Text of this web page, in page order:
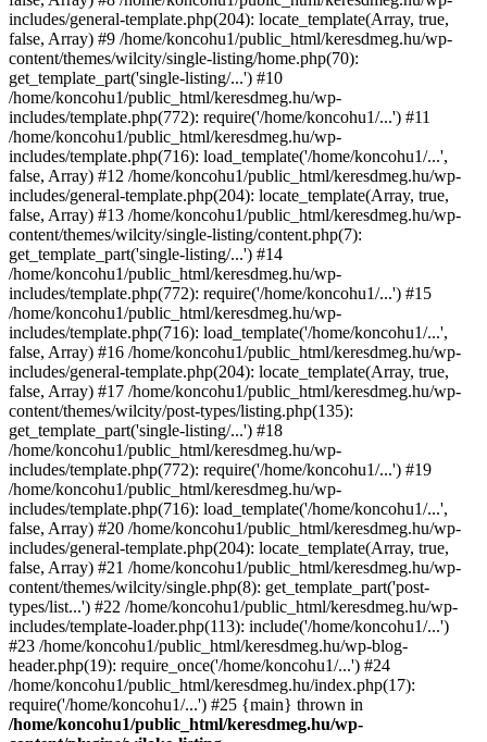
includes/general-template.php(204): locate_template(Array, true,
false, Array) #9 /home/koncohu1/public_html/keresdmeg.hu/wp-
content/themes/wilcity/single-listing/home.php(70):
get_template_part('single-listing/...') #10
/home/koncohu1/public_html/keresdmeg.hu/wp-
includes/template.php(772): require('/home/koncohu1/...') #11
/home/koncohu1/public_html/keresdmeg.hu/wp-
includes/template.php(716): load_template('/home/koncohu1/...',
false, Array) #12 /home/koncohu1/public_html/keresdmeg.hu/wp-
includes/general-template.php(204): locate_template(Array, true,
false, Array) #13 /home/koncohu1/public_html/keresdmeg.hu/wp-
content/themes/wilcity/single-listing/content.php(7):
get_template_part('single-listing/...') #14
/home/koncohu1/public_html/keresdmeg.hu/wp-
includes/template.php(772): require('/home/koncohu1/...') #15
/home/koncohu1/public_html/keresdmeg.hu/wp-
includes/template.php(716): load_template('/home/koncohu1/...',
false, Array) #16 /home/koncohu1/public_html/keresdmeg.hu/wp-
includes/general-template.php(204): locate_template(Array, true,
false, Array) #17 /home/koncohu1/public_html/keresdmeg.hu/wp-
content/themes/wilcity/post-types/listing.php(135):
get_template_part('single-listing/...') #18
/home/koncohu1/public_html/keresdmeg.hu/wp-
includes/template.php(772): require('/home/koncohu1/...') #19
/home/koncohu1/public_html/keresdmeg.hu/wp-
includes/template.php(716): load_template('/home/koncohu1/...',
false, Array) #20 /home/koncohu1/public_html/keresdmeg.hu/wp-
includes/general-template.php(204): locate_template(Array, true,
false, Array) #21 /home/koncohu1/public_html/keresdmeg.hu/wp-
content/themes/wilcity/single.php(8): get_template_part('post-
types/list...') #22 /home/koncohu1/public_html/keresdmeg.hu/wp-
includes/template-loader.php(113): include('/home/koncohu1/...')
#23 /home/koncohu1/public_html/keresdmeg.hu/wp-blog-
header.php(19): require_once('/home/koncohu1/...') #24
/home/koncohu1/public_html/keresdmeg.hu/index.php(17):
require('/home/koncohu1/...') #25 {main} thrown in
/home/koncohu1/public_html/keresdmeg.hu/wp-